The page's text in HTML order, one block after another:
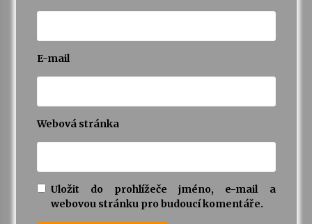
E-mail
Webová stránka
Uložit do prohlížeče jméno, e-mail a
webovou stránku pro budoucí komentáře.